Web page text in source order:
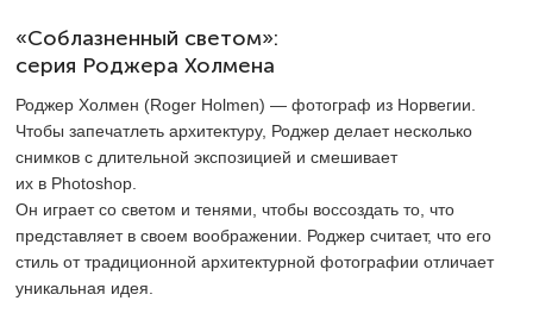
«Соблазненный светом»:
серия Роджера Холмена
Роджер Холмен (Roger Holmen) — фотограф из Норвегии.
Чтобы запечатлеть архитектуру, Роджер делает несколько
снимков с длительной экспозицией и смешивает
их в Photoshop.
Он играет со светом и тенями, чтобы воссоздать то, что
представляет в своем воображении. Роджер считает, что его
стиль от традиционной архитектурной фотографии отличает
уникальная идея.